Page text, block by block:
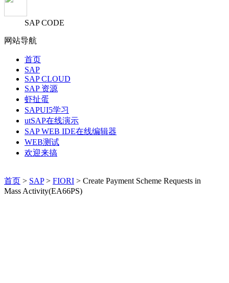
SAP CODE
网站导航
首页
SAP
SAP CLOUD
SAP 资源
虾扯蛋
SAPUI5学习
utSAP在线演示
SAP WEB IDE在线编辑器
WEB测试
欢迎来搞
首页 > SAP> FIORI > Create Payment Scheme Requests in
Mass Activity(EA66PS)